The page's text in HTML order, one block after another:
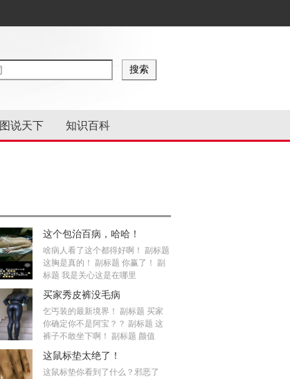
图说天下 知识百科
这个包治百病，哈哈！
啥病人看了这个都得好啊！ 副标题
这胸是真的！ 副标题 你赢了！ 副
标题 我是关心这是在哪里
买家秀皮裤没毛病
乞丐装的最新境界！ 副标题 买家
你确定你不是阿宝？？ 副标题 这
裤子不敢坐下啊！ 副标题 颜值
这鼠标垫太绝了！
这鼠标垫你看到了什么？邪恶了